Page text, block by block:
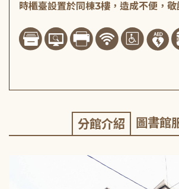
時櫃臺設置於同棟3樓，造成不便，敬
分館介紹 圖書館